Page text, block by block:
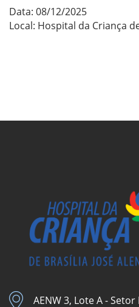
Data: 08/12/2025
Local: Hospital da Criança
AENW 3, Lote A -